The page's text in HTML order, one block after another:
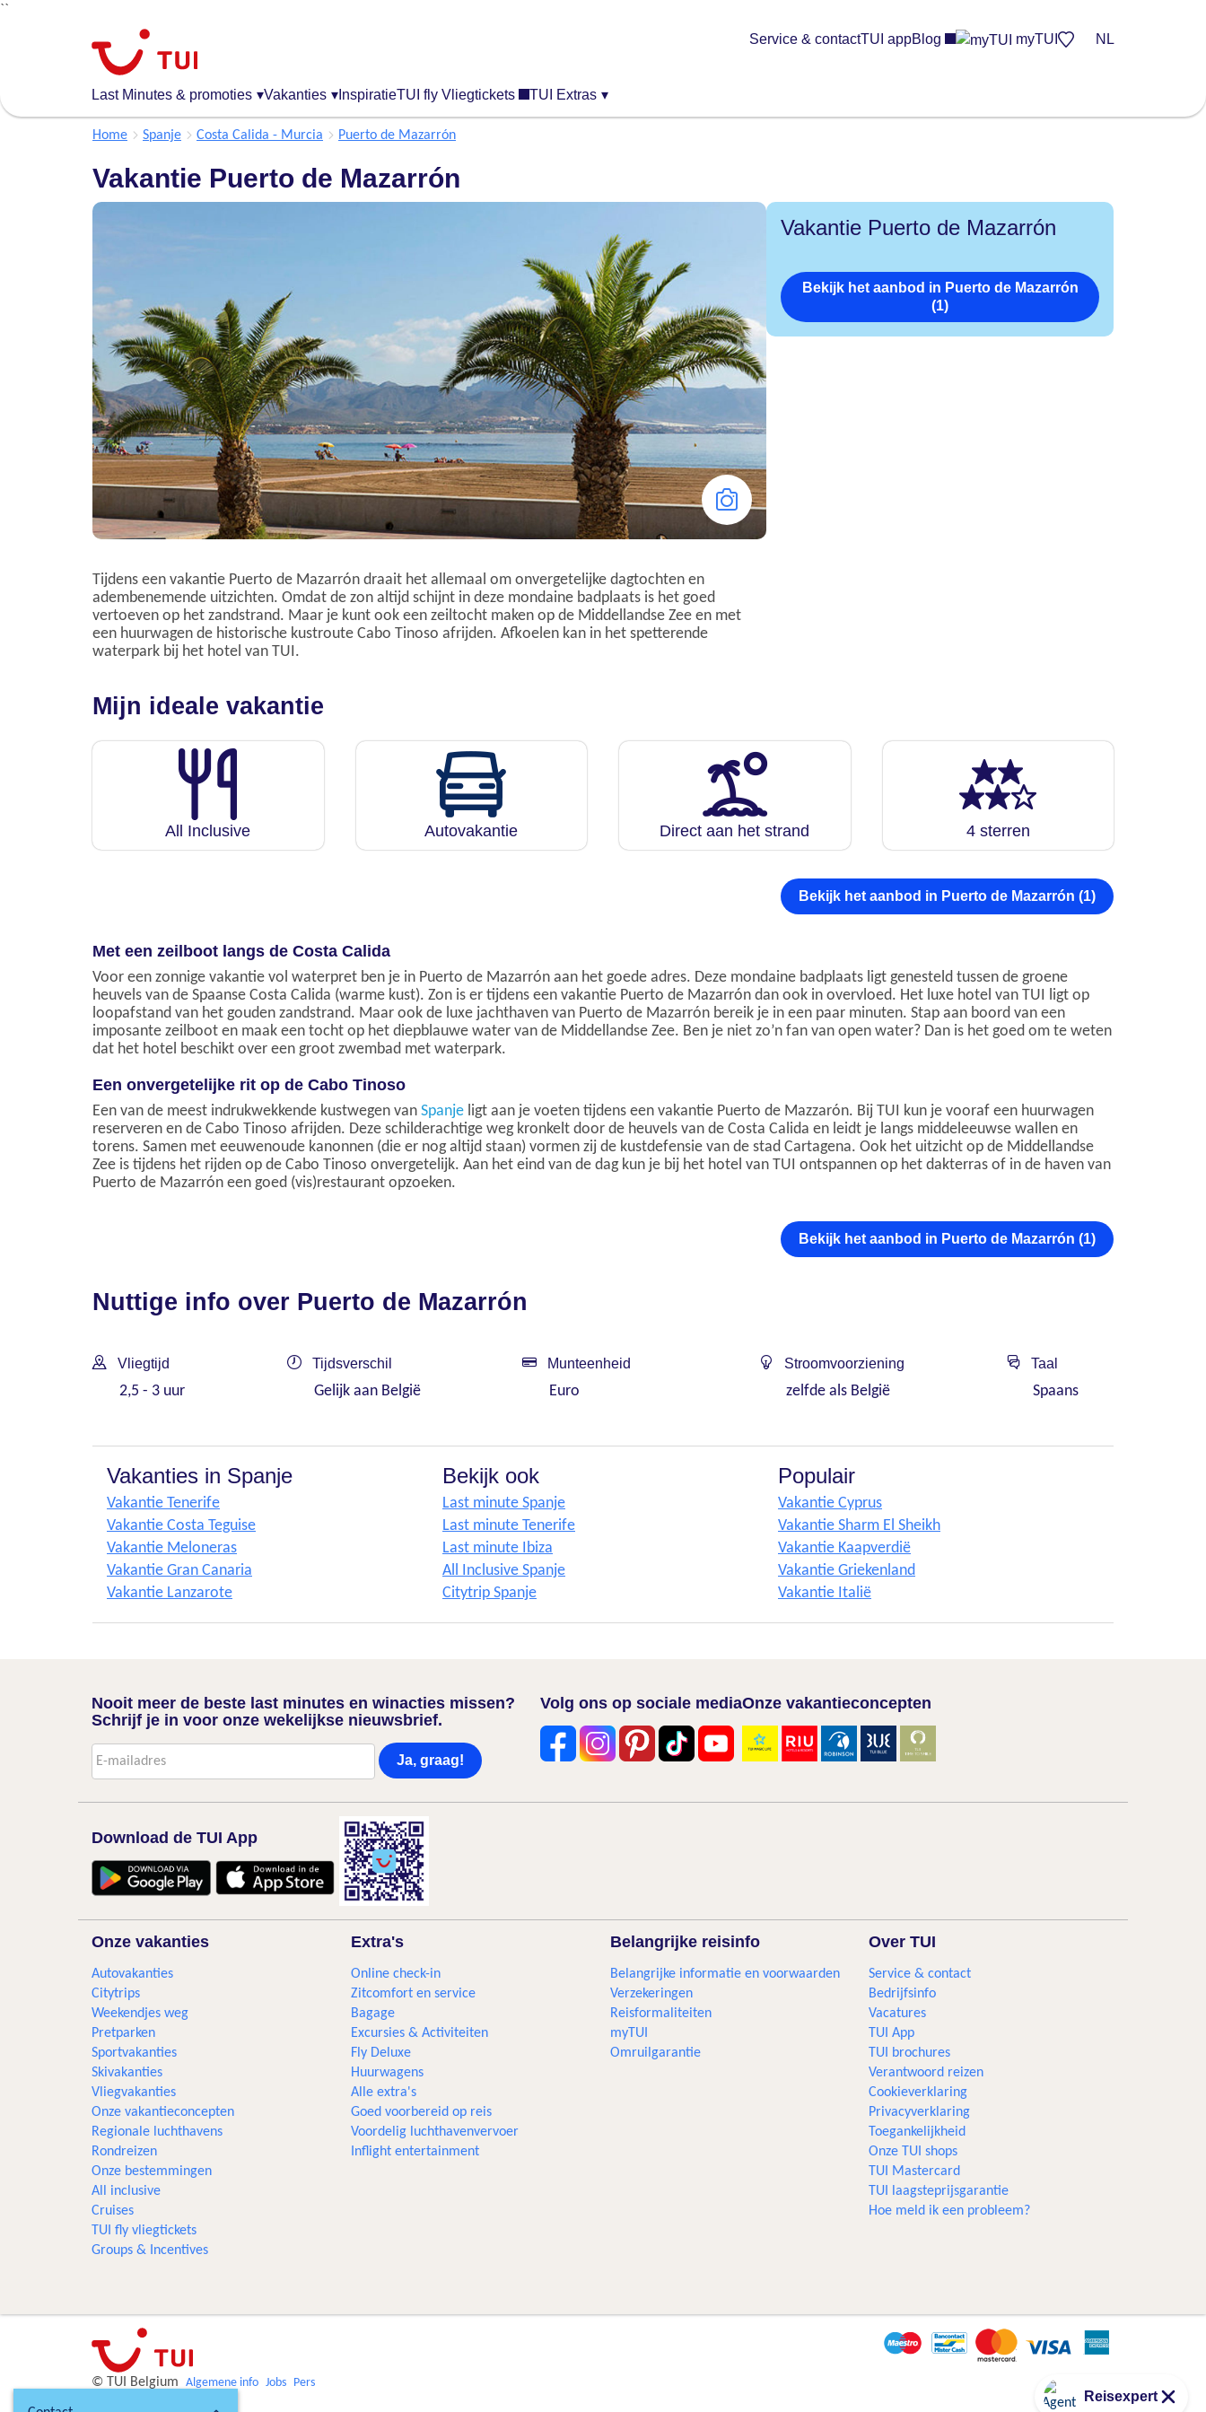
``
algemene
Last Minutes & promoties ▾Vakanties ▾ InspiratieTUI fly Vliegtickets TUI Extras ▾
Service & contactTUI appBlog myTUI NL
Home Spanje Costa Calida - Murcia Puerto de Mazarrón
Vakantie Puerto de Mazarrón
Tijdens een vakantie Puerto de Mazarrón draait het allemaal om onvergetelijke dagtochten en
adembenemende uitzichten. Omdat de zon altijd schijnt in deze mondaine badplaats is het goed
vertoeven op het zandstrand. Maar je kunt ook een zeiltocht maken op de Middellandse Zee en met
een huurwagen de historische kustroute Cabo Tinoso afrijden. Afkoelen kan in het spetterende
waterpark bij het hotel van TUI.
Vakantie Puerto de Mazarrón
Bekijk het aanbod in Puerto de Mazarrón
(1)
Mijn ideale vakantie
All Inclusive Autovakantie Direct aan het strand 4 sterren
Bekijk het aanbod in Puerto de Mazarrón (1)
Met een zeilboot langs de Costa Calida
Voor een zonnige vakantie vol waterpret ben je in Puerto de Mazarrón aan het goede adres. Deze mondaine badplaats ligt genesteld tussen de groene
heuvels van de Spaanse Costa Calida (warme kust). Zon is er tijdens een vakantie Puerto de Mazarrón dan ook in overvloed. Het luxe hotel van TUI ligt op
loopafstand van het gouden zandstrand. Maar ook de luxe jachthaven van Puerto de Mazarrón bereik je in een paar minuten. Stap aan boord van een
imposante zeilboot en maak een tocht op het diepblauwe water van de Middellandse Zee. Ben je niet zo’n fan van open water? Dan is het goed om te weten
dat het hotel beschikt over een groot zwembad met waterpark.
Een onvergetelijke rit op de Cabo Tinoso
Een van de meest indrukwekkende kustwegen van Spanje ligt aan je voeten tijdens een vakantie Puerto de Mazzarón. Bij TUI kun je vooraf een huurwagen
reserveren en de Cabo Tinoso afrijden. Deze schilderachtige weg kronkelt door de heuvels van de Costa Calida en leidt je langs middeleeuwse wallen en
torens. Samen met eeuwenoude kanonnen (die er nog altijd staan) vormen zij de kustdefensie van de stad Cartagena. Ook het uitzicht op de Middellandse
Zee is tijdens het rijden op de Cabo Tinoso onvergetelijk. Aan het eind van de dag kun je bij het hotel van TUI ontspannen op het dakterras of in de haven van
Puerto de Mazarrón een goed (vis)restaurant opzoeken.
Bekijk het aanbod in Puerto de Mazarrón (1)
Nuttige info over Puerto de Mazarrón
Vliegtijd
2,5 - 3 uur
Tijdsverschil
Gelijk aan België
Munteenheid
Euro
Stroomvoorziening
zelfde als België
Taal
Spaans
Vakanties in Spanje
Vakantie Tenerife
Vakantie Costa Teguise
Vakantie Meloneras
Vakantie Gran Canaria
Vakantie Lanzarote
Bekijk ook
Last minute Spanje
Last minute Tenerife
Last minute Ibiza
All Inclusive Spanje
Citytrip Spanje
Populair
Vakantie Cyprus
Vakantie Sharm El Sheikh
Vakantie Kaapverdië
Vakantie Griekenland
Vakantie Italië
Nooit meer de beste last minutes en winacties missen?
Schrijf je in voor onze wekelijkse nieuwsbrief.
Ja, graag!
Volg ons op sociale mediaOnze vakantieconcepten
Download de TUI App
Onze vakanties
Autovakanties
Citytrips
Weekendjes weg
Pretparken
Sportvakanties
Skivakanties
Vliegvakanties
Onze vakantieconcepten
Regionale luchthavens
Rondreizen
Onze bestemmingen
All inclusive
Cruises
TUI fly vliegtickets
Groups & Incentives
Extra's
Online check-in
Zitcomfort en service
Bagage
Excursies & Activiteiten
Fly Deluxe
Huurwagens
Alle extra's
Goed voorbereid op reis
Voordelig luchthavenvervoer
Inflight entertainment
Belangrijke reisinfo
Belangrijke informatie en voorwaarden
Verzekeringen
Reisformaliteiten
myTUI
Omruilgarantie
Over TUI
Service & contact
Bedrijfsinfo
Vacatures
TUI App
TUI brochures
Verantwoord reizen
Cookieverklaring
Privacyverklaring
Toegankelijkheid
Onze TUI shops
TUI Mastercard
TUI laagsteprijsgarantie
Hoe meld ik een probleem?
© TUI Belgium Algemene info Jobs Pers
Reisexpert